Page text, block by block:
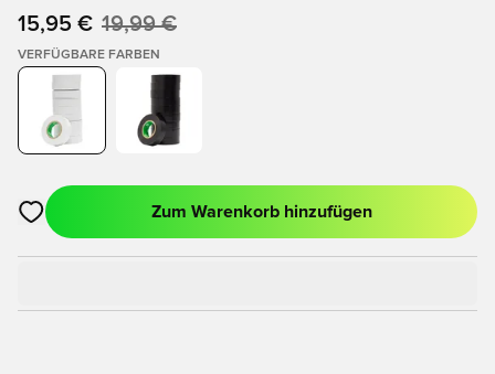
15,95 € 19,99 €
VERFÜGBARE FARBEN
Öffnet ein neues Fenster zum Anmelden oder Registrieren
Zum Warenkorb hinzufügen